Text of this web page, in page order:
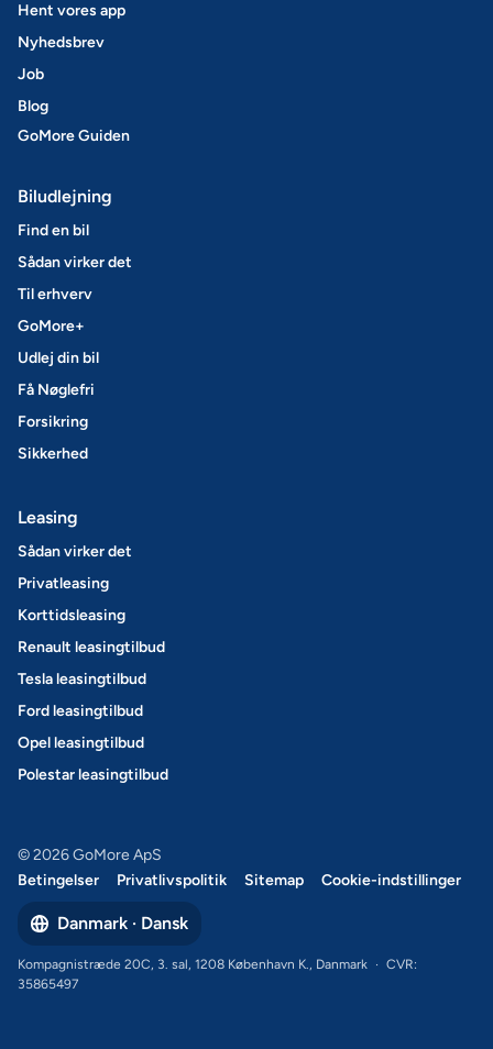
Hent vores app
Nyhedsbrev
Job
Blog
GoMore Guiden
Biludlejning
Find en bil
Sådan virker det
Til erhverv
GoMore+
Udlej din bil
Få Nøglefri
Forsikring
Sikkerhed
Leasing
Sådan virker det
Privatleasing
Korttidsleasing
Renault leasingtilbud
Tesla leasingtilbud
Ford leasingtilbud
Opel leasingtilbud
Polestar leasingtilbud
© 2026 GoMore ApS
Betingelser
Privatlivspolitik Sitemap Cookie-indstillinger
Danmark · Dansk
Kompagnistræde 20C, 3. sal, 1208 København K., Danmark · CVR:
35865497